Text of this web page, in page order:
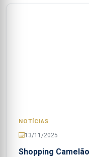
NOTÍCIAS
13/11/2025
Shopping